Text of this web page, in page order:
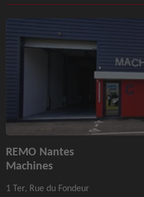
REMO Nantes
Machines
1 Ter, Rue du Fondeur